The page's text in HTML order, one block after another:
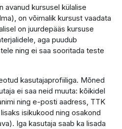
avanud kursusel külalise
on võimalik kursust vaadata
on juurdepääs kursuse
aga puudub
ning ei saa sooritada teste
kasutajaprofiiliga. Mõned
ei saa neid muuta: kõikidel
ning e-posti aadress, TTK
isikukood ning osakond
Iga kasutaja saab ka lisada